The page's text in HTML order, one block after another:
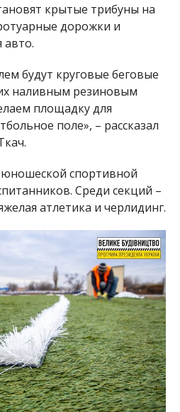
крытые трибуны на
дорожки и
авто.
будут круговые беговые
наливным резиновым
площадку для
поле», – рассказал
спортивной
Среди секций –
атлетика и черлидинг.